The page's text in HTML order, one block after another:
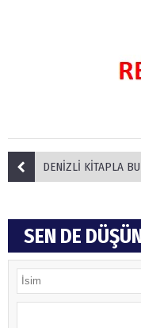
DENİZLİ KİTAPLA
SEN DE